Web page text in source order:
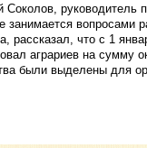
Соколов, руководитель
занимается вопросами
рассказал, что с 1
аграриев на сумму
были выделены для